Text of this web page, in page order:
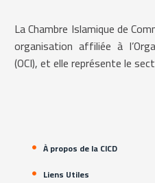
La Chambre Islamique de
organisation affiliée à
(OCI), et elle représente le
À propos de la CICD
Liens Utiles